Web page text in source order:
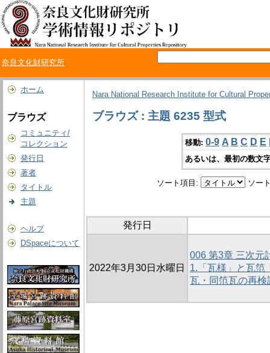
奈良文化財研究所
ホーム
ブラウズ
コミュニティ/
コレクション
発行日
著者
タイトル
主題
ヘルプ
DSpaceについて
Nara National Research Institute for Cultural
ブラウズ : 主題 6235 型式
移動: 0-9 A B C D E
あるいは、最初の数文
ソート項目: ソー
発行日
2022年3月30日水曜日
006 第3章 三次元
1.「瓦様」と瓦
瓦・同笵瓦の再検